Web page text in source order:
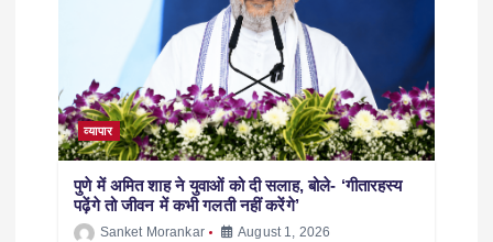
व्यापार
पुणे में अमित शाह ने युवाओं को दी सलाह, बोले- ‘गीतारहस्य
पढ़ेंगे तो जीवन में कभी गलती नहीं करेंगे’
Sanket Morankar August 1, 2026